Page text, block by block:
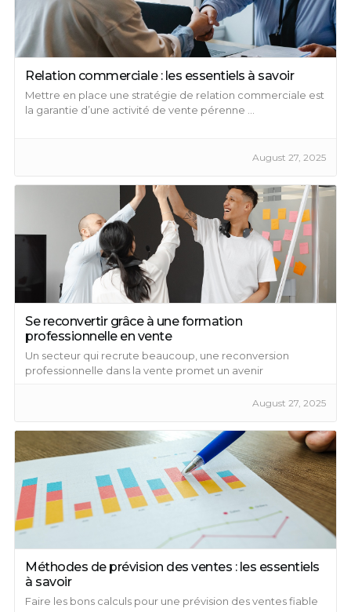
Relation commerciale : les essentiels à savoir
Mettre en place une stratégie de relation commerciale est
la garantie d’une activité de vente pérenne ...
August 27, 2025
Se reconvertir grâce à une formation
professionnelle en vente
Un secteur qui recrute beaucoup, une reconversion
professionnelle dans la vente promet un avenir
August 27, 2025
Méthodes de prévision des ventes : les essentiels
à savoir
Faire les bons calculs pour une prévision des ventes fiable